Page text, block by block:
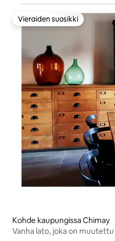
Vieraiden suosikki
Vieraiden suosikki
Kohde kaupungissa Chimay
Vanha lato, joka on